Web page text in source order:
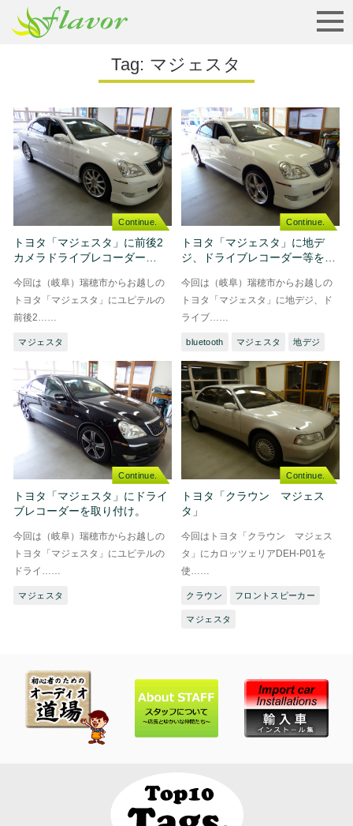
Tag: マジェスタ
Continue.
トヨタ「マジェスタ」に前後2
カメラドライブレコーダー…
今回は（岐阜）瑞穂市からお越しの
トヨタ「マジェスタ」にユピテルの
前後2……
マジェスタ
Continue.
トヨタ「マジェスタ」に地デ
ジ、ドライブレコーダー等を…
今回は（岐阜）瑞穂市からお越しの
トヨタ「マジェスタ」に地デジ、ド
ライブ……
bluetooth マジェスタ 地デジ
Continue.
トヨタ「マジェスタ」にドライ
ブレコーダーを取り付け。
今回は（岐阜）瑞穂市からお越しの
トヨタ「マジェスタ」にユピテルの
ドライ……
マジェスタ
Continue.
トヨタ「クラウン マジェス
タ」
今回はトヨタ「クラウン マジェス
タ」にカロッツェリアDEH-P01を
使……
クラウン フロントスピーカー
マジェスタ